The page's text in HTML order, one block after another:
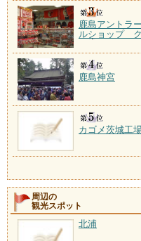
鹿島アントラ
ルショップ
鹿島神宮
カゴメ茨城工
周辺の
観光スポット
北浦